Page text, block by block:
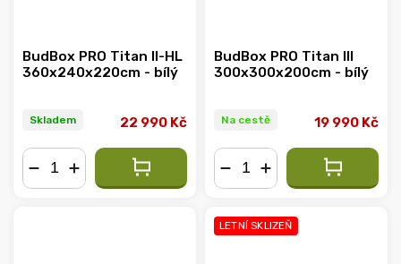
BudBox PRO Titan II-HL
360x240x220cm - bílý
Skladem 22 990 Kč
BudBox PRO Titan III
300x300x200cm - bílý
Na cestě 19 990 Kč
LETNÍ SKLIZEŇ